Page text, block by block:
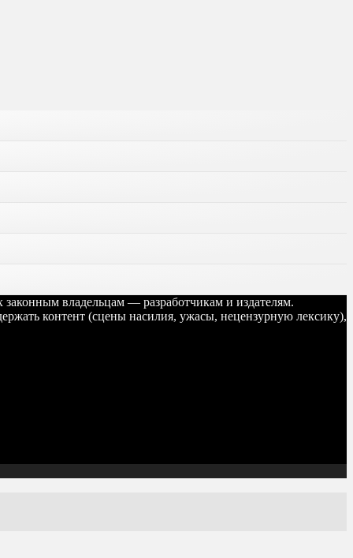
владельцам — разработчикам и издателям.
контент (сцены насилия, ужасы, нецензурную лексику),